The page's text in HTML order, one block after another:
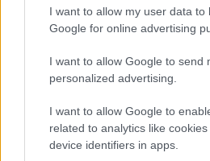
I want to allow my user data to
Google for online advertising
I want to allow Google to send
personalized advertising.
I want to allow Google to
related to analytics like
device identifiers in apps.
Lasīt citas